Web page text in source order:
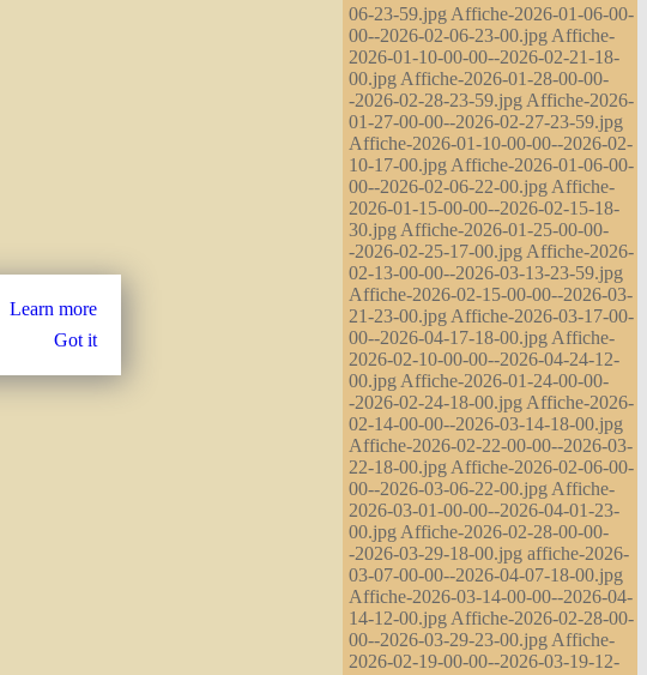
06-23-59.jpg Affiche-2026-01-06-00-
00--2026-02-06-23-00.jpg Affiche-
2026-01-10-00-00--2026-02-21-18-
00.jpg Affiche-2026-01-28-00-00-
-2026-02-28-23-59.jpg Affiche-2026-
01-27-00-00--2026-02-27-23-59.jpg
Affiche-2026-01-10-00-00--2026-02-
10-17-00.jpg Affiche-2026-01-06-00-
00--2026-02-06-22-00.jpg Affiche-
2026-01-15-00-00--2026-02-15-18-
30.jpg Affiche-2026-01-25-00-00-
-2026-02-25-17-00.jpg Affiche-2026-
02-13-00-00--2026-03-13-23-59.jpg
Affiche-2026-02-15-00-00--2026-03-
21-23-00.jpg Affiche-2026-03-17-00-
00--2026-04-17-18-00.jpg Affiche-
2026-02-10-00-00--2026-04-24-12-
00.jpg Affiche-2026-01-24-00-00-
-2026-02-24-18-00.jpg Affiche-2026-
02-14-00-00--2026-03-14-18-00.jpg
Affiche-2026-02-22-00-00--2026-03-
22-18-00.jpg Affiche-2026-02-06-00-
00--2026-03-06-22-00.jpg Affiche-
2026-03-01-00-00--2026-04-01-23-
00.jpg Affiche-2026-02-28-00-00-
-2026-03-29-18-00.jpg affiche-2026-
03-07-00-00--2026-04-07-18-00.jpg
Affiche-2026-03-14-00-00--2026-04-
14-12-00.jpg Affiche-2026-02-28-00-
00--2026-03-29-23-00.jpg Affiche-
2026-02-19-00-00--2026-03-19-12-
Learn more
Got it